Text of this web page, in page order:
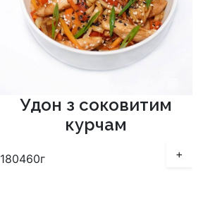
Удон з соковитим
курчам
180460г
+